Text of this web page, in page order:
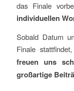
das Finale
individuellen
Sobald Datum
Finale
freuen uns
großartige